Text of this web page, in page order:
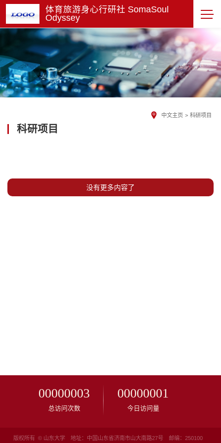
体育旅游身心行研社 SomaSoul
Odyssey
中文主页 > 科研项目
科研项目
没有更多内容了
00000003
总访问次数
00000001
今日访问量
版权所有 © 山东大学 地址：中国山东省济南市山大南路27号 邮编：250100